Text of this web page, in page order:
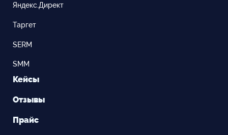
Яндекс.Директ
Таргет
SERM
SMM
Кейсы
Отзывы
Прайс